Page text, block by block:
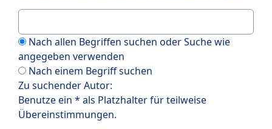
Nach allen Begriffen suchen oder Suche wie
angegeben verwenden
Nach einem Begriff suchen
Zu suchender Autor:
Benutze ein * als Platzhalter für teilweise
Übereinstimmungen.